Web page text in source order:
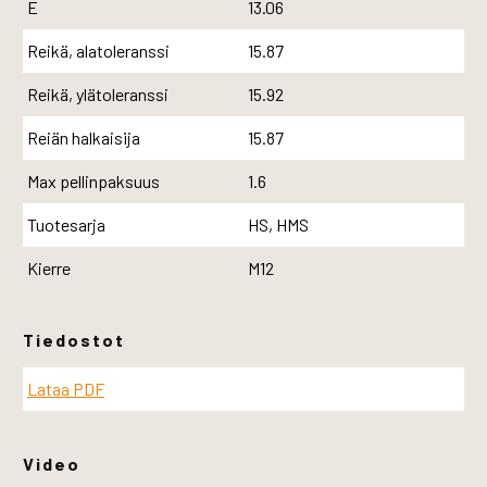
E 13.06
Reikä, alatoleranssi 15.87
Reikä, ylätoleranssi 15.92
Reiän halkaisija 15.87
Max pellinpaksuus 1.6
Tuotesarja HS, HMS
Kierre M12
Tiedostot
Lataa PDF
Video